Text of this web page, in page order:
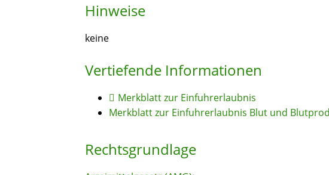
Hinweise
keine
Vertiefende Informationen
Merkblatt zur Einfuhrerlaubnis
Merkblatt zur Einfuhrerlaubnis Blut und
Rechtsgrundlage